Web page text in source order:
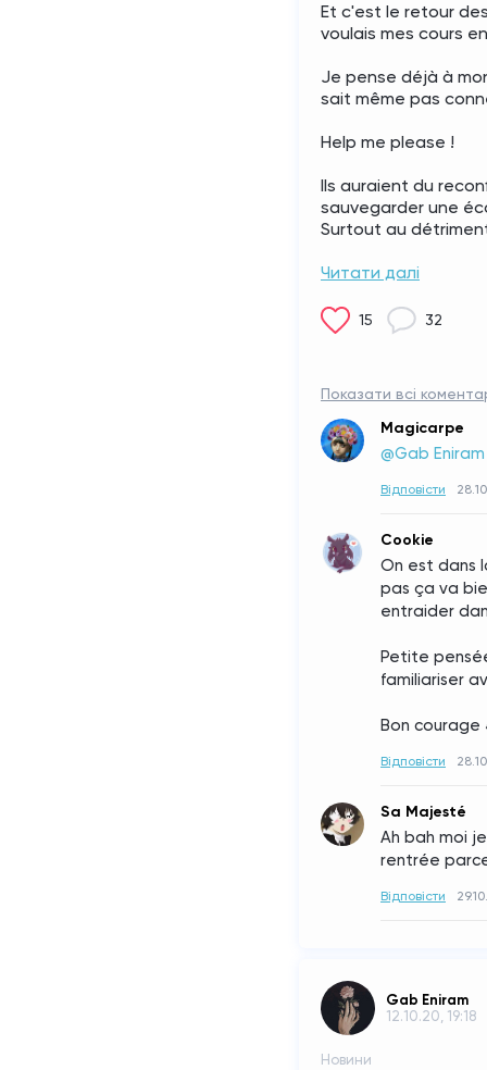
Et c'est le retour
voulais mes cours
Je pense déjà à
sait même pas
Help me please !
Ils auraient du
sauvegarder une
Surtout au
Читати далі
15 32
Показати всі
Magicarpe
@Gab Eniram
Відповісти
Cookie
On est dans
pas ça va
entraider
Petite
familiariser
Bon courage
Відповісти
Sa Majesté
Ah bah moi
rentrée
Відповісти
Gab Eniram
12.10.20, 19:18
Новини